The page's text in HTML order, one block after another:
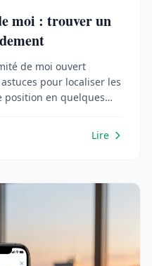
moi : trouver un
de moi ouvert
pour localiser les
position en quelques
Lire